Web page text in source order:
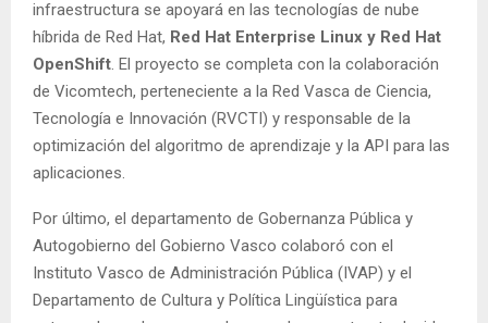
infraestructura se apoyará en las tecnologías de nube
híbrida de Red Hat, Red Hat Enterprise Linux y Red Hat
OpenShift. El proyecto se completa con la colaboración
de Vicomtech, perteneciente a la Red Vasca de Ciencia,
Tecnología e Innovación (RVCTI) y responsable de la
optimización del algoritmo de aprendizaje y la API para las
aplicaciones.
Por último, el departamento de Gobernanza Pública y
Autogobierno del Gobierno Vasco colaboró con el
Instituto Vasco de Administración Pública (IVAP) y el
Departamento de Cultura y Política Lingüística para